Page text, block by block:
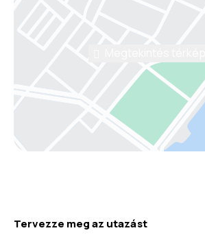
Tervezze meg az utazást